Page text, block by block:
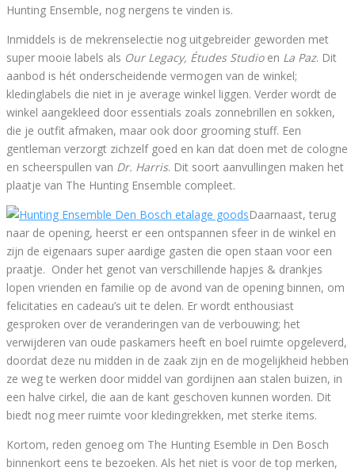
Hunting Ensemble, nog nergens te vinden is.
Inmiddels is de mekrenselectie nog uitgebreider geworden met
super mooie labels als Our Legacy, Études Studioen La Paz. Dit
aanbod is hét onderscheidende vermogen van de winkel;
kledinglabels die niet in je average winkel liggen. Verder wordt de
winkel aangekleed door essentials zoals zonnebrillen en sokken,
die je outfit afmaken, maar ook door grooming stuff. Een
gentleman verzorgt zichzelf goed en kan dat doen met de cologne
en scheerspullen van Dr. Harris. Dit soort aanvullingen maken het
plaatje van The Hunting Ensemble compleet.
Daarnaast, terug
naar de opening, heerst er een ontspannen sfeer in de winkel en
zijn de eigenaars super aardige gasten die open staan voor een
praatje. Onder het genot van verschillende hapjes & drankjes
lopen vrienden en familie op de avond van de opening binnen, om
felicitaties en cadeau’s uit te delen. Er wordt enthousiast
gesproken over de veranderingen van de verbouwing; het
verwijderen van oude paskamers heeft en boel ruimte opgeleverd,
doordat deze nu midden in de zaak zijn en de mogelijkheid hebben
ze weg te werken door middel van gordijnen aan stalen buizen, in
een halve cirkel, die aan de kant geschoven kunnen worden. Dit
biedt nog meer ruimte voor kledingrekken, met sterke items.
Kortom, reden genoeg om The Hunting Esemble in Den Bosch
binnenkort eens te bezoeken. Als het niet is voor de top merken,